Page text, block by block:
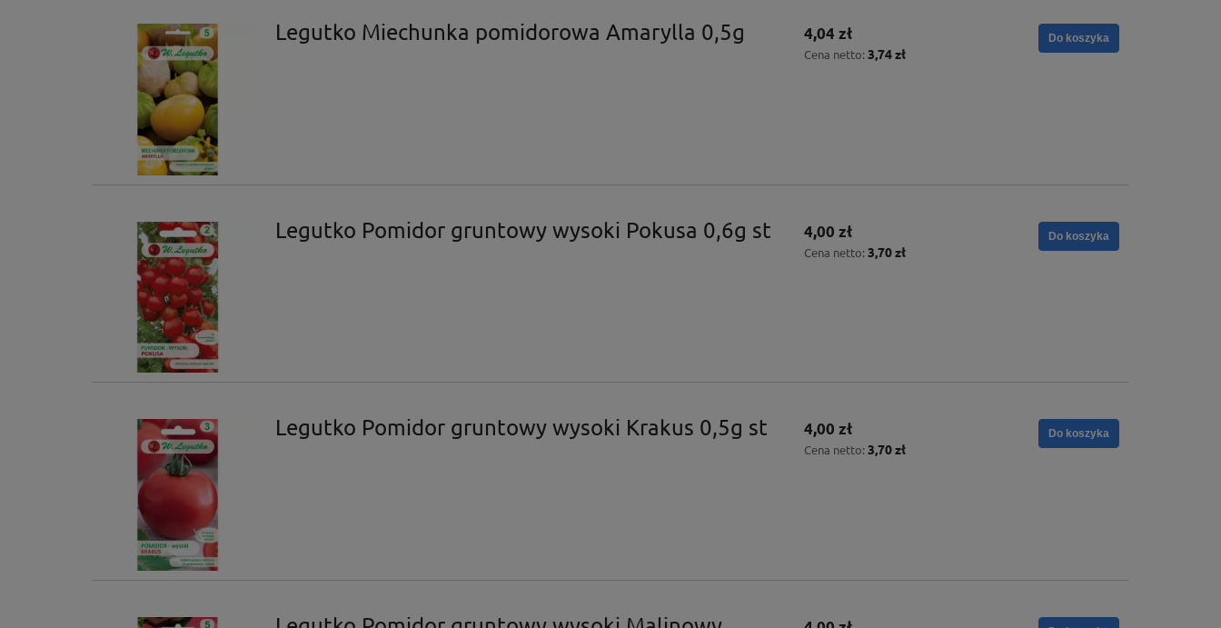
Legutko Miechunka pomidorowa Amarylla 0,5g 4,04 zł
Cena netto: 3,74 zł
Do koszyka
Legutko Pomidor gruntowy wysoki Pokusa 0,6g st 4,00 zł
Cena netto: 3,70 zł
Do koszyka
Legutko Pomidor gruntowy wysoki Krakus 0,5g st 4,00 zł
Cena netto: 3,70 zł
Do koszyka